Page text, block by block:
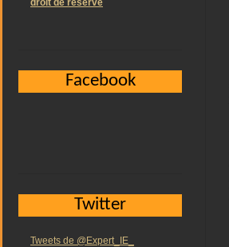
droit de réserve
Facebook
Twitter
Tweets de @Expert_IE_